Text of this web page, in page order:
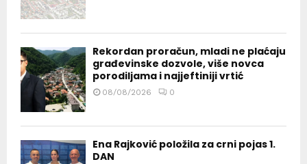
Rekordan proračun, mladi ne plaćaju
građevinske dozvole, više novca
porodiljama i najjeftiniji vrtić
08/08/2026 0
Ena Rajković položila za crni pojas 1.
DAN